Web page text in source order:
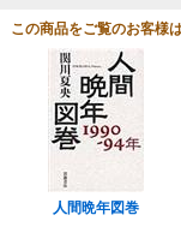
この商品をご覧のお客様
人間晩年図巻